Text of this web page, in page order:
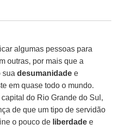
algumas pessoas para
outras, por mais que a
sua desumanidade e
em quase todo o mundo.
do Rio Grande do Sul,
de que um tipo de servidão
o pouco de liberdade e